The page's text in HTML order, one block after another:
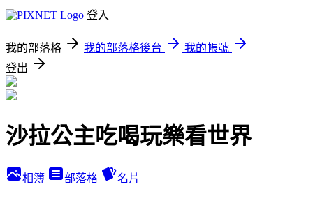
登入
我的部落格 我的部落格後台
我的帳號
登出
沙拉公主吃喝玩樂看世界
相簿 部落格 名片